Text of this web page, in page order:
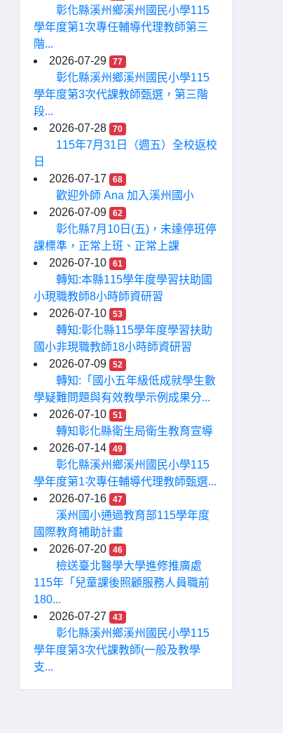
彰化縣溪州鄉溪州國民小學115
學年度第1次專任輔導代理教師第三
階...
2026-07-29
77
彰化縣溪州鄉溪州國民小學115
學年度第3次代課教師甄選，第三階
段...
2026-07-28
70
115年7月31日（週五）全校返校
日
2026-07-17
68
歡迎外師 Ana 加入溪州國小
2026-07-09
62
彰化縣7月10日(五)，未達停班停
課標準，正常上班、正常上課
2026-07-10
61
轉知:本縣115學年度學習扶助國
小現職教師8小時師資研習
2026-07-10
53
轉知:彰化縣115學年度學習扶助
國小非現職教師18小時師資研習
2026-07-09
52
轉知:「國小五年級低成就學生數
學疑難問題與有效教學示例成果分...
2026-07-10
51
轉知彰化縣衛生局衛生教育宣導
2026-07-14
49
彰化縣溪州鄉溪州國民小學115
學年度第1次專任輔導代理教師甄選...
2026-07-16
47
溪州國小通過教育部115學年度
國際教育補助計畫
2026-07-20
46
檢送臺北醫學大學進修推廣處
115年「兒童課後照顧服務人員職前
180...
2026-07-27
43
彰化縣溪州鄉溪州國民小學115
學年度第3次代課教師(一般及教學
支...